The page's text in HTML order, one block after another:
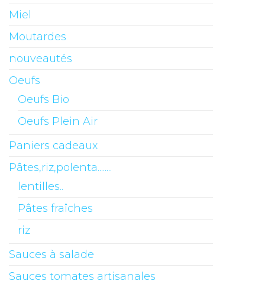
Miel
Moutardes
nouveautés
Oeufs
Oeufs Bio
Oeufs Plein Air
Paniers cadeaux
Pâtes,riz,polenta........
lentilles..
Pâtes fraîches
riz
Sauces à salade
Sauces tomates artisanales